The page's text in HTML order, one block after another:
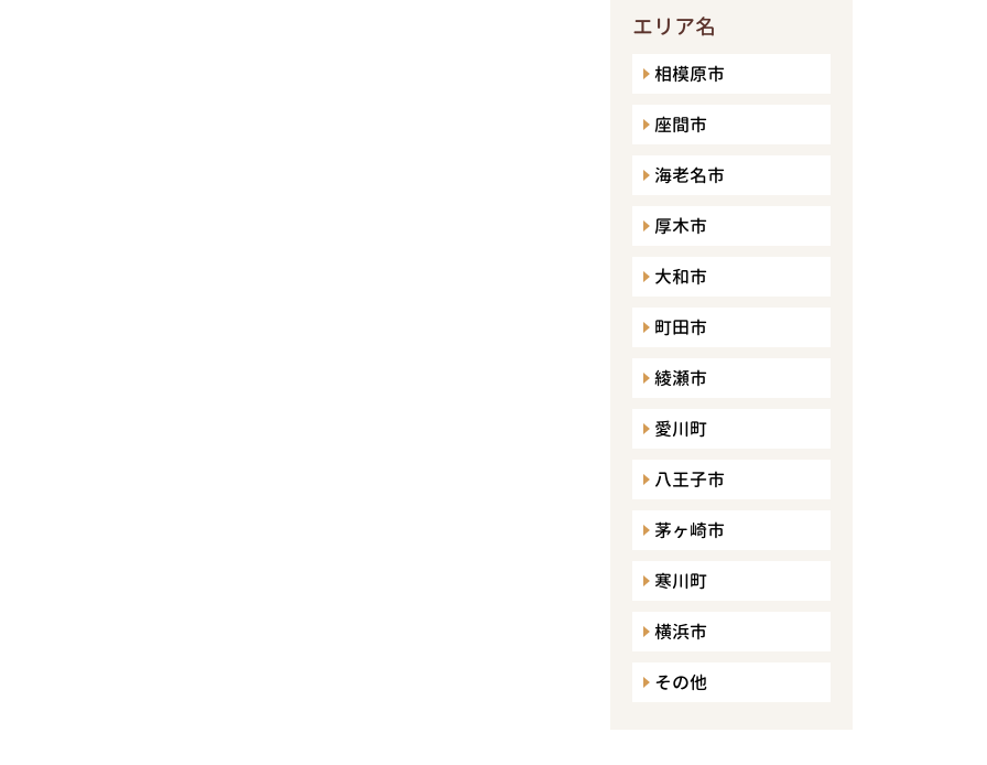
エリア名
相模原市
座間市
海老名市
厚木市
大和市
町田市
綾瀬市
愛川町
八王子市
茅ヶ崎市
寒川町
横浜市
その他